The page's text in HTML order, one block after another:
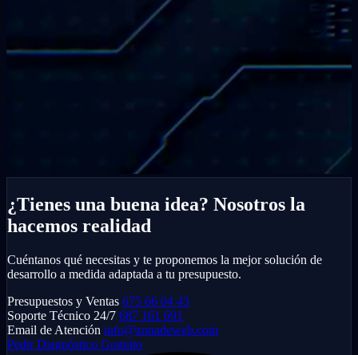
¿Tienes una buena idea? Nosotros la
hacemos realidad
Cuéntanos qué necesitas y te proponemos la mejor solución de
desarrollo a medida adaptada a tu presupuesto.
Presupuestos y Ventas 675 66 04 43
Soporte Técnico 24/7 687 161 691
Email de Atención info@zonadeweb.com
Pedir Diagnóstico Gratuito